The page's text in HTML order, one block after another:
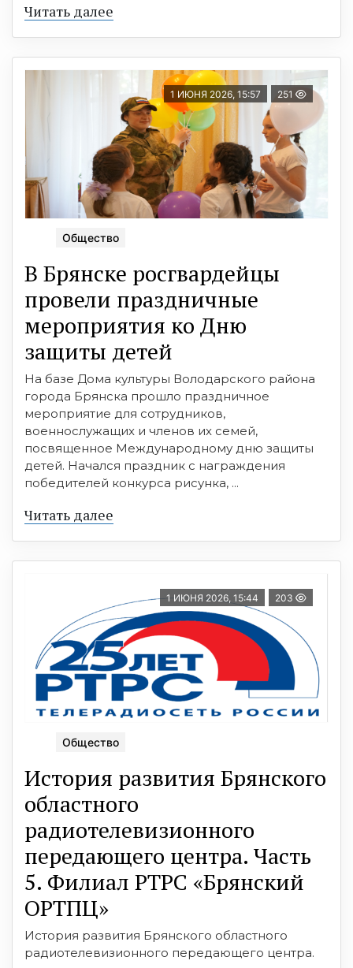
Читать далее
1 ИЮНЯ 2026, 15:57 251
Общество
В Брянске росгвардейцы
провели праздничные
мероприятия ко Дню
защиты детей
На базе Дома культуры Володарского района
города Брянска прошло праздничное
мероприятие для сотрудников,
военнослужащих и членов их семей,
посвященное Международному дню защиты
детей. Начался праздник с награждения
победителей конкурса рисунка, ...
Читать далее
1 ИЮНЯ 2026, 15:44 203
Общество
История развития Брянского
областного
радиотелевизионного
передающего центра. Часть
5. Филиал РТРС «Брянский
ОРТПЦ»
История развития Брянского областного
радиотелевизионного передающего центра.